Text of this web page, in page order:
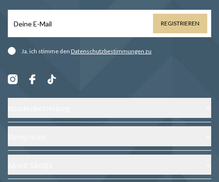
REGISTRIEREN
Ja, ich stimme den Datenschutzbestimmungen zu
Kontaktieren Sie uns
Häufig gestellte Fragen
Verfolgen Sie Ihre Bestellung
Schuhe
Schuhpflege
Über uns